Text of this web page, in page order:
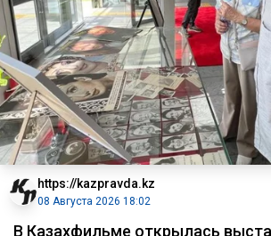
https://kazpravda.kz
08 Августа 2026 18:02
В Казахфильме открылась